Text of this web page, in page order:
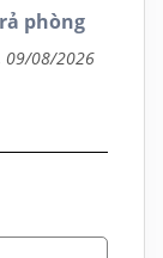
phòng